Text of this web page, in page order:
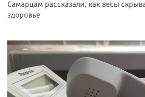
Самарцам рассказали, как весы
здоровье